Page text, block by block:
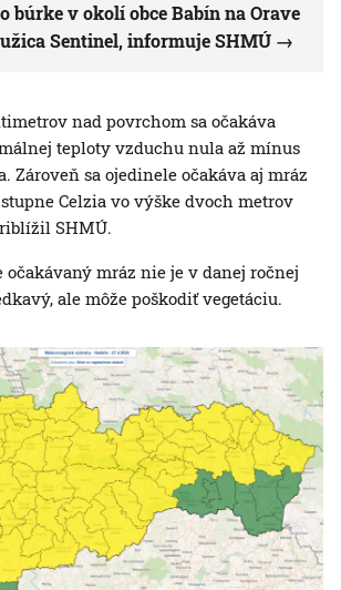
búrke v okolí obce Babín na Orave
Sentinel, informuje SHMÚ
nad povrchom sa očakáva
teploty vzduchu nula až mínus
Zároveň sa ojedinele očakáva aj mráz
Celzia vo výške dvoch metrov
SHMÚ.
očakávaný mráz nie je v danej ročnej
ale môže poškodiť vegetáciu.